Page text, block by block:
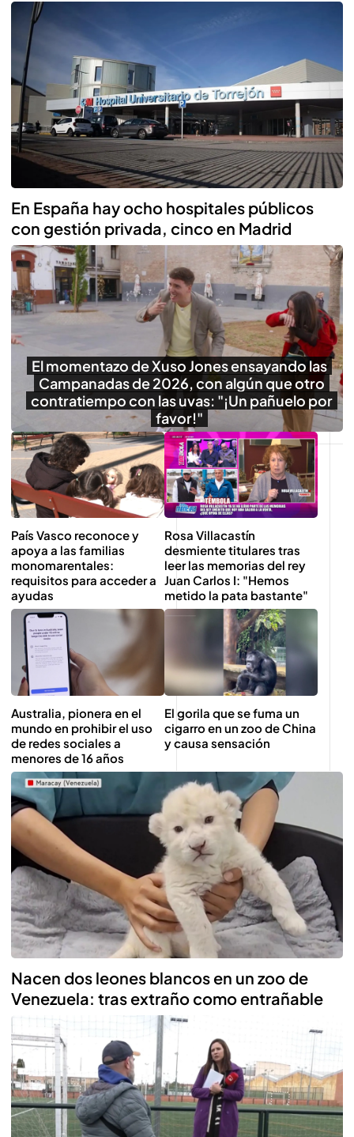
En España hay ocho hospitales públicos
con gestión privada, cinco en Madrid
El momentazo de Xuso Jones ensayando las
Campanadas de 2026, con algún que otro
contratiempo con las uvas: "¡Un pañuelo por
favor!"
País Vasco reconoce y
apoya a las familias
monomarentales:
requisitos para acceder a
ayudas
Australia, pionera en el
mundo en prohibir el uso
de redes sociales a
menores de 16 años
Rosa Villacastín
desmiente titulares tras
leer las memorias del rey
Juan Carlos I: "Hemos
metido la pata bastante"
El gorila que se fuma un
cigarro en un zoo de China
y causa sensación
Nacen dos leones blancos en un zoo de
Venezuela: tras extraño como entrañable